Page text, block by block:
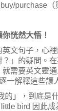
purchase（
恍然大悟！
文句子，心
」的疑問。
需要英文靈
一解釋這些讓
」，到底是
bird 因此